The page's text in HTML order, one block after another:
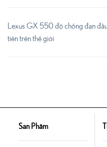
Lexus GX 550 độ chống đạn
tiên trên thế giới
Sản Phẩm